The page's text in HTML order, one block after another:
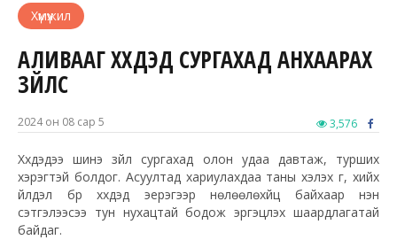
Хүмүүжил
АЛИВААГ ХҮҮХДЭД СУРГАХАД АНХААРАХ
ЗҮЙЛС
2024 он 08 сар 5 3,576
Хүүхдэдээ шинэ зүйл сургахад олон удаа давтаж, турших
хэрэгтэй болдог. Асуултад хариулахдаа таны хэлэх үг, хийх
үйлдэл бүр хүүхдэд эерэгээр нөлөөлөхүйц байхаар үнэн
сэтгэлээсээ тун нухацтай бодож эргэцүүлэх шаардлагатай
байдаг.